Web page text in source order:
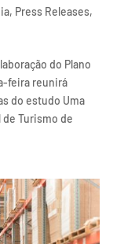
, Press Releases,
do Plano
feira reunirá
do estudo Uma
de Turismo de